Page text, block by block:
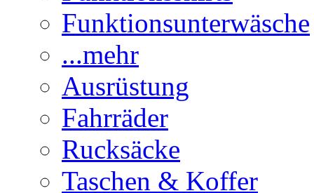
Funktionsunterwäsche
...mehr
Ausrüstung
Fahrräder
Rucksäcke
Taschen & Koffer